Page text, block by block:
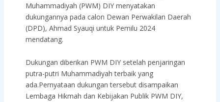
Muhammadiyah (PWM) DIY menyatakan
dukungannya pada calon Dewan Perwakilan Daerah
(DPD), Ahmad Syauqi untuk Pemilu 2024
mendatang.
Dukungan diberikan PWM DIY setelah penjaringan
putra-putri Muhammadiyah terbaik yang
ada.Pernyataan dukungan tersebut disampaikan
Lembaga Hikmah dan Kebijakan Publik PWM DIY,